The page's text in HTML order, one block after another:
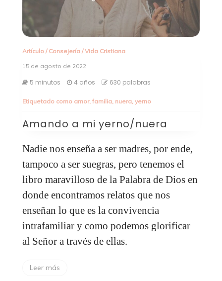
Artículo/ Consejería/Vida Cristiana
15 de agosto de 2022
5 minutos 4 años 630 palabras
Etiquetado como amor, familia, nuera, yerno
Amando a mi yerno/nuera
Nadie nos enseña a ser madres, por ende,
tampoco a ser suegras, pero tenemos el
libro maravilloso de la Palabra de Dios en
donde encontramos relatos que nos
enseñan lo que es la convivencia
intrafamiliar y como podemos glorificar
al Señor a través de ellas.
Leer más